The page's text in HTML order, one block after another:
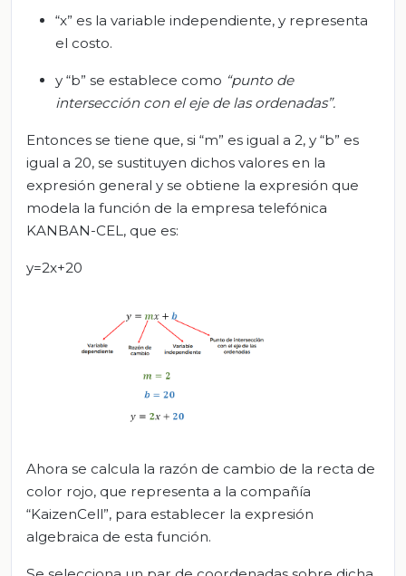
“x” es la variable independiente, y representa
el costo.
y “b” se establece como “punto de
intersección con el eje de las ordenadas”.
Entonces se tiene que, si “m” es igual a 2, y “b” es
igual a 20, se sustituyen dichos valores en la
expresión general y se obtiene la expresión que
modela la función de la empresa telefónica
KANBAN-CEL, que es:
y=2x+20
Ahora se calcula la razón de cambio de la recta de
color rojo, que representa a la compañía
“KaizenCell”, para establecer la expresión
algebraica de esta función.